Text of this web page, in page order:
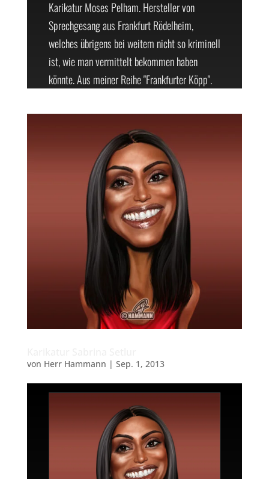
Karikatur Moses Pelham. Hersteller von
Sprechgesang aus Frankfurt Rödelheim,
welches übrigens bei weitem nicht so kriminell
ist, wie man vermittelt bekommen haben
könnte. Aus meiner Reihe "Frankfurter Köpp".
von Herr Hammann | Sep. 1, 2013